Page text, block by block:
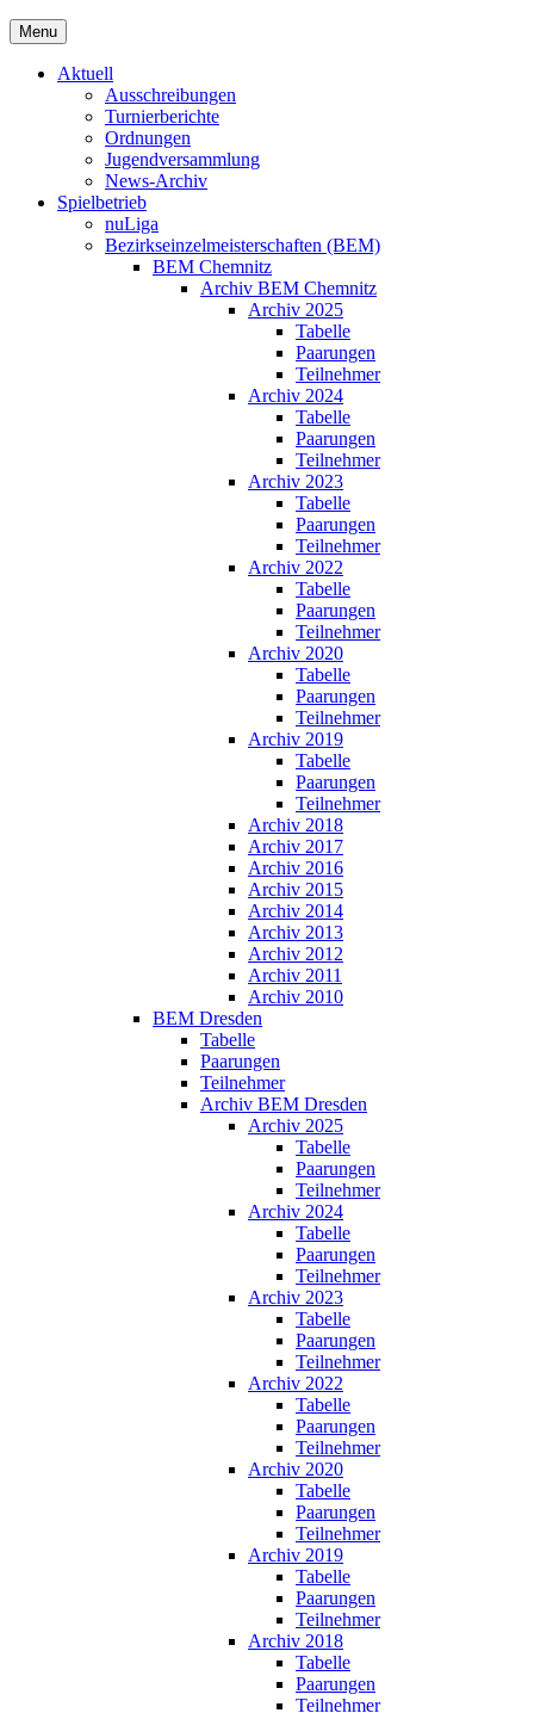
Menu
Aktuell
Ausschreibungen
Turnierberichte
Ordnungen
Jugendversammlung
News-Archiv
Spielbetrieb
nuLiga
Bezirkseinzelmeisterschaften (BEM)
BEM Chemnitz
Archiv BEM Chemnitz
Archiv 2025
Tabelle
Paarungen
Teilnehmer
Archiv 2024
Tabelle
Paarungen
Teilnehmer
Archiv 2023
Tabelle
Paarungen
Teilnehmer
Archiv 2022
Tabelle
Paarungen
Teilnehmer
Archiv 2020
Tabelle
Paarungen
Teilnehmer
Archiv 2019
Tabelle
Paarungen
Teilnehmer
Archiv 2018
Archiv 2017
Archiv 2016
Archiv 2015
Archiv 2014
Archiv 2013
Archiv 2012
Archiv 2011
Archiv 2010
BEM Dresden
Tabelle
Paarungen
Teilnehmer
Archiv BEM Dresden
Archiv 2025
Tabelle
Paarungen
Teilnehmer
Archiv 2024
Tabelle
Paarungen
Teilnehmer
Archiv 2023
Tabelle
Paarungen
Teilnehmer
Archiv 2022
Tabelle
Paarungen
Teilnehmer
Archiv 2020
Tabelle
Paarungen
Teilnehmer
Archiv 2019
Tabelle
Paarungen
Teilnehmer
Archiv 2018
Tabelle
Paarungen
Teilnehmer